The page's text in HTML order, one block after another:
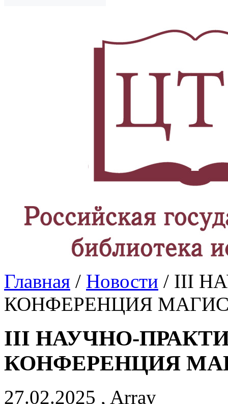
Главная / Новости / III
КОНФЕРЕНЦИЯ
III НАУЧНО-
КОНФЕРЕНЦИЯ
27.02.2025 , Array